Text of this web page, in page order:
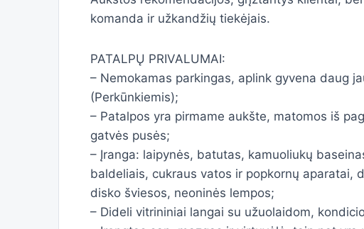
komanda ir užkandžių tiekėjais.
PATALPŲ PRIVALUMAI:
– Nemokamas parkingas, aplink gyvena daug
(Perkūnkiemis);
– Patalpos yra pirmame aukšte, matomos iš
gatvės pusės;
– Įranga: laipynės, batutas, kamuoliukų
baldeliais, cukraus vatos ir popkornų aparatai,
disko šviesos, neoninės lempos;
– Dideli vitrininiai langai su užuolaidom,